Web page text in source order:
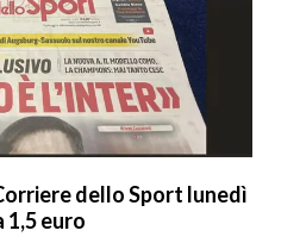
dello Sport lunedì
1,5 euro